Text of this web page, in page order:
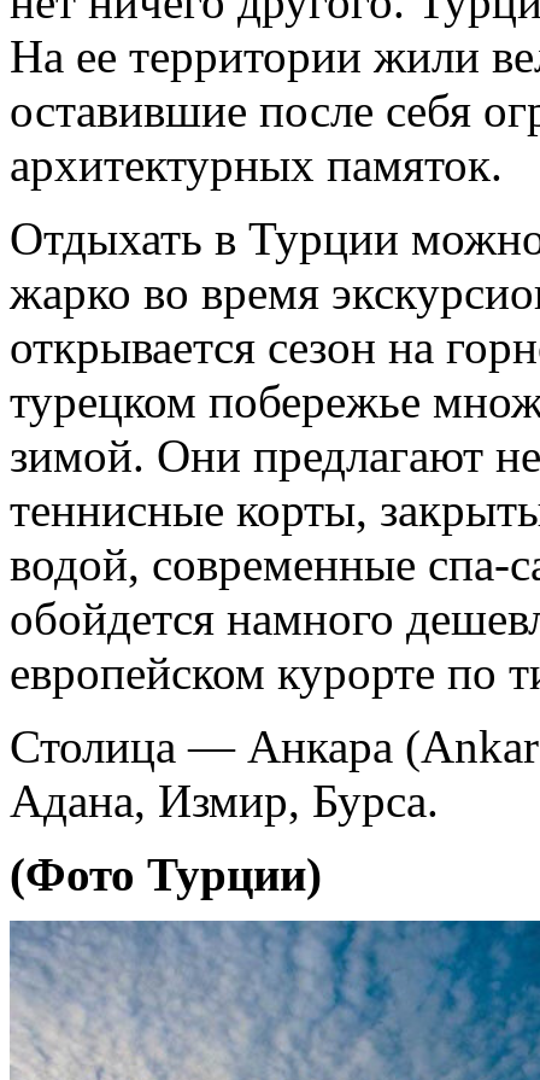
На ее территории жили
оставившие после себя
архитектурных памяток.
Отдыхать в Турции
жарко во время
открывается сезон на
турецком побережье
зимой. Они предлагают
теннисные корты,
водой, современные
обойдется намного
европейском курорте по
Столица — Анкара
Адана, Измир, Бурса.
(Фото Турции)